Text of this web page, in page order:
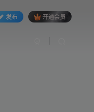
发布 开通会员